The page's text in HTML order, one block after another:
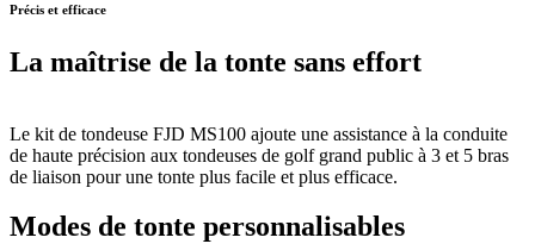
Précis et efficace
La maîtrise de la tonte sans effort
Le kit de tondeuse FJD MS100 ajoute une assistance à la conduite
de haute précision aux tondeuses de golf grand public à 3 et 5 bras
de liaison pour une tonte plus facile et plus efficace.
Modes de tonte personnalisables